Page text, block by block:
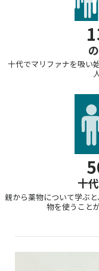
十代でマリファナを吸い
十
親から薬物について学ぶ
物を使うこと